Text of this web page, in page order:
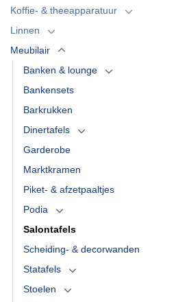
Koffie- & theeapparatuur
Linnen
Meubilair
Banken & lounge
Bankensets
Barkrukken
Dinertafels
Garderobe
Marktkramen
Piket- & afzetpaaltjes
Podia
Salontafels
Scheiding- & decorwanden
Statafels
Stoelen